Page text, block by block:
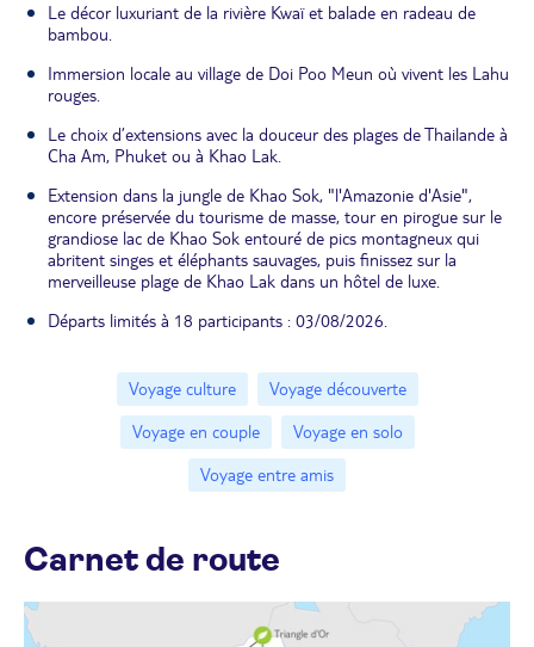
Le décor luxuriant de la rivière Kwaï et balade en radeau de
bambou.
Immersion locale au village de Doi Poo Meun où vivent les Lahu
rouges.
Le choix d’extensions avec la douceur des plages de Thailande à
Cha Am, Phuket ou à Khao Lak.
Extension dans la jungle de Khao Sok, "l'Amazonie d'Asie",
encore préservée du tourisme de masse, tour en pirogue sur le
grandiose lac de Khao Sok entouré de pics montagneux qui
abritent singes et éléphants sauvages, puis finissez sur la
merveilleuse plage de Khao Lak dans un hôtel de luxe.
Départs limités à 18 participants : 03/08/2026.
Voyage culture
Voyage découverte
Voyage en couple
Voyage en solo
Voyage entre amis
Carnet de route